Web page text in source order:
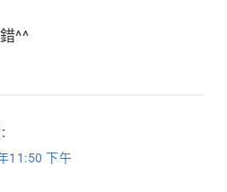
^^
11:50 下午